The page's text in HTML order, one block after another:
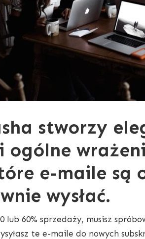
stworzy
e-maile są
wysłać.
lub 60% sprzedaży, musisz
te e-maile do nowych